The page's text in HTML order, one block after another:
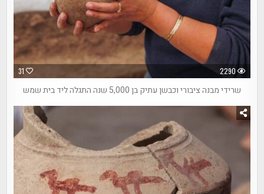
31 2290
שרידי מבנה ציבורי וכבשן עתיק בן 5,000 שנה התגלה ליד בית שמש